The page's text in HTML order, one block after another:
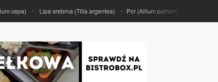
Lipa srebrna (Tilia argentea) Por (Allium porrum)